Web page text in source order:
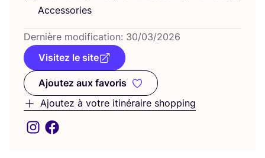
Accessories
Der­nière modi­fi­ca­tion: 30/03/2026
Visitez le site
Ajoutez aux favoris
Ajoutez aux favoris
Ajoutez à votre itinéraire shopping